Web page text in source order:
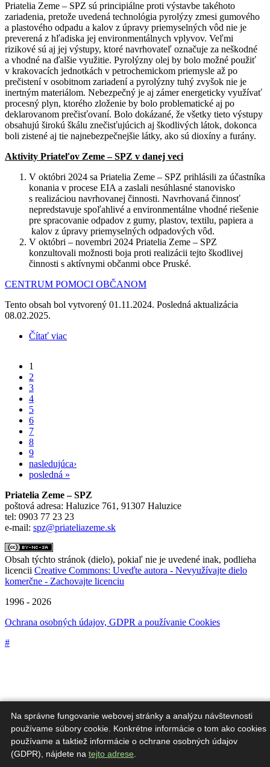
Priatelia Zeme – SPZ sú principiálne proti výstavbe takéhoto
zariadenia, pretože uvedená technológia pyrolýzy zmesi gumového
a plastového odpadu a kalov z úpravy priemyselných vôd nie je
preverená z hľadiska jej environmentálnych vplyvov. Veľmi
rizikové sú aj jej výstupy, ktoré navrhovateľ označuje za neškodné
a vhodné na ďalšie využitie. Pyrolýzny olej by bolo možné použiť
v krakovacích jednotkách v petrochemickom priemysle až po
prečistení v osobitnom zariadení a pyrolýzny tuhý zvyšok nie je
inertným materiálom. Nebezpečný je aj zámer energeticky využívať
procesný plyn, ktorého zloženie by bolo problematické aj po
deklarovanom prečisťovaní. Bolo dokázané, že všetky tieto výstupy
obsahujú širokú škálu znečisťujúcich aj škodlivých látok, dokonca
boli zistené aj tie najnebezpečnejšie látky, ako sú dioxíny a furány.
Aktivity Priateľov Zeme – SPZ v danej veci
V októbri 2024 sa Priatelia Zeme – SPZ prihlásili za účastníka
konania v procese EIA a zaslali nesúhlasné stanovisko
s realizáciou navrhovanej činnosti. Navrhovaná činnosť
nepredstavuje spoľahlivé a environmentálne vhodné riešenie
pre spracovanie odpadov z gumy, plastov, textilu, papiera a
kalov z úpravy priemyselných odpadových vôd.
V októbri – novembri 2024 Priatelia Zeme – SPZ
konzultovali možnosti boja proti realizácii tejto škodlivej
činnosti s aktívnymi občanmi obce Pruské.
CENTRUM POMOCI OBČANOM
Tento obsah bol vytvorený 01.11.2024. Posledná aktualizácia
08.02.2025.
Čítať viac
Stránky
1
2
3
4
5
6
7
8
9
nasledujúca›
posledná »
Priatelia Zeme – SPZ
poštová adresa: Haluzice 761, 91307 Haluzice
tel: 0903 77 23 23
e-mail: spz@priateliazeme.sk
Obsah týchto stránok (dielo), pokiaľ nie je uvedené inak, podlieha
licencii Creative Commons: Uveďte autora - Nevyužívajte dielo
komerčne - Zachovajte licenciu
1996 - 2026
Ochrana osobných údajov, GDPR a používanie Cookies
#
Táto webová stránka bola vytvorená v rámci projektu "Škola
udržateľnosti".
Občianske združenie Priatelia Zeme – SPZ ďakujú za finančnú
podporu od Európskej únie. Za obsah tejto stránky zodpovedajú
Na správne fungovanie webovej stránky a analýzu návštevnosti
používame súbory cookie. Konkrétne informácie o tom ako cookies
používame a taktiež informácie o ochrane osobných údajov
(GDPR), nájdete na tejto adrese